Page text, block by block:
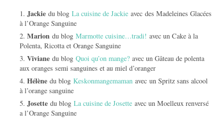
Jackie du blog La cuisine de Jackie avec des Madeleines Glacées
à l’Orange Sanguine
Marion du blog Marmotte cuisine…tradi! avec un Cake à la
Polenta, Ricotta et Orange Sanguine
Viviane du blog Quoi qu’on mange? avec un Gâteau de polenta
aux oranges semi sanguines et au miel d’oranger
Hélène du blog Keskonmangemaman avec un Spritz sans alcool
à l’orange sanguine
Josette du blog La cuisine de Josette avec un Moelleux renversé
a l’Orange Sanguine